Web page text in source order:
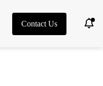
Contact Us